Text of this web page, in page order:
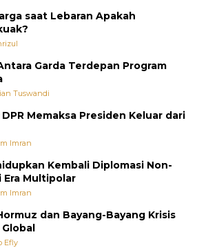
saat Lebaran Apakah
Garda Terdepan Program
Tuswandi
Memaksa Presiden Keluar dari
Imran
Kembali Diplomasi Non-
Era Multipolar
Imran
dan Bayang-Bayang Krisis
Efly